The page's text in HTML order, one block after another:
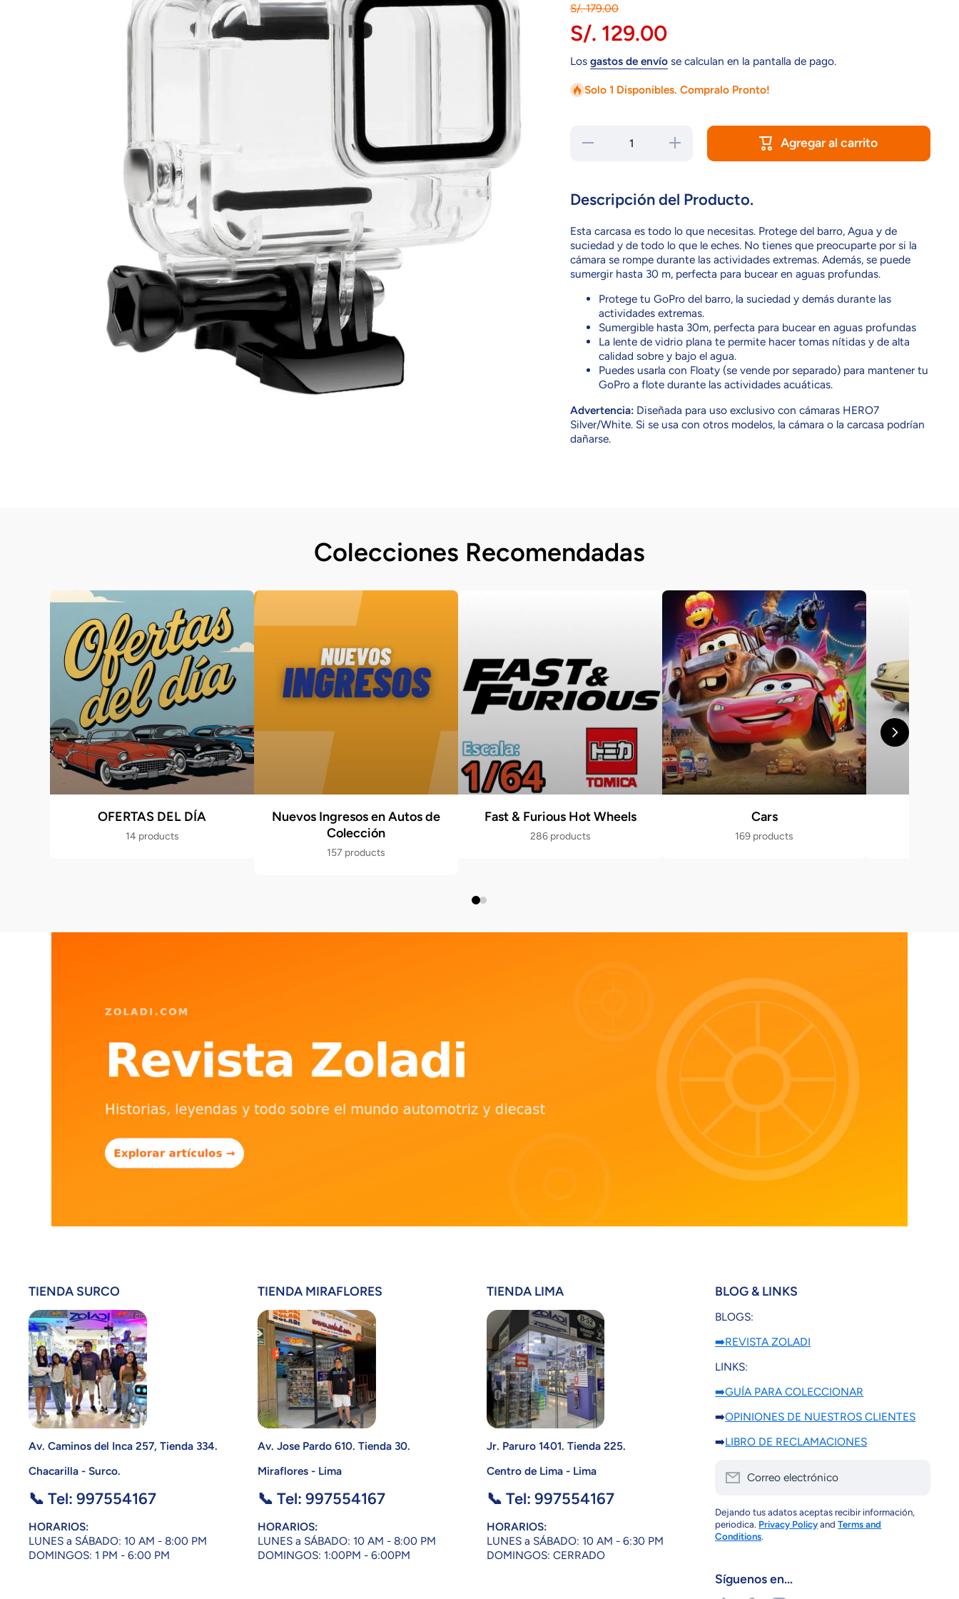
Abrir elemento multimedia 2 en una ventana modal
S/. 179.00
S/. 129.00
Los gastos de envíose calculan en la pantalla de pago.
Solo 1 Disponibles. Compralo Pronto!
Reducir
Aumentar
cantidad
Agregar al carrito
Descripción del Producto.
Esta carcasa es todo lo que necesitas. Protege del barro, Agua y de
suciedad y de todo lo que le eches. No tienes que preocuparte por si la
cámara se rompe durante las actividades extremas. Además, se puede
sumergir hasta 30 m, perfecta para bucear en aguas profundas.
Protege tu GoPro del barro, la suciedad y demás durante las
actividades extremas.
Sumergible hasta 30m, perfecta para bucear en aguas profundas
La lente de vidrio plana te permite hacer tomas nítidas y de alta
calidad sobre y bajo el agua.
Puedes usarla con Floaty (se vende por separado) para mantener tu
GoPro a flote durante las actividades acuáticas.
Advertencia:Diseñada para uso exclusivo con cámaras HERO7
Silver/White. Si se usa con otros modelos, la cámara o la carcasa podrían
dañarse.
Colecciones Recomendadas
OFERTAS DEL DÍA
14 products
Nuevos Ingresos en Autos de
Colección
157 products
Fast & Furious Hot Wheels
286 products
Cars
169 products
TIENDA SURCO
Av. Caminos del Inca 257, Tienda 334.
Chacarilla - Surco.
📞 Tel: 997554167
HORARIOS:
LUNES a SÁBADO: 10 AM - 8:00 PM
DOMINGOS: 1 PM - 6:00 PM
TIENDA MIRAFLORES
Av. Jose Pardo 610. Tienda 30.
Miraflores - Lima
📞 Tel: 997554167
HORARIOS:
LUNES a SÁBADO: 10 AM - 8:00 PM
DOMINGOS: 1:00PM - 6:00PM
TIENDA LIMA
Jr. Paruro 1401. Tienda 225.
Centro de Lima - Lima
📞 Tel: 997554167
HORARIOS:
LUNES a SÁBADO: 10 AM - 6:30 PM
DOMINGOS: CERRADO
BLOG & LINKS
BLOGS:
➡️REVISTA ZOLADI
LINKS:
➡️GUÍA PARA COLECCIONAR
➡️OPINIONES DE NUESTROS CLIENTES
➡️LIBRO DE RECLAMACIONES
Correo electrónico
Dejando tus adatos aceptas recibir información,
periodica. Privacy PolicyandTerms and
Conditions.
Síguenos en...